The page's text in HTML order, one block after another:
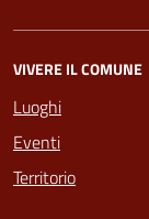
VIVERE IL COMUNE
Luoghi
Eventi
Territorio